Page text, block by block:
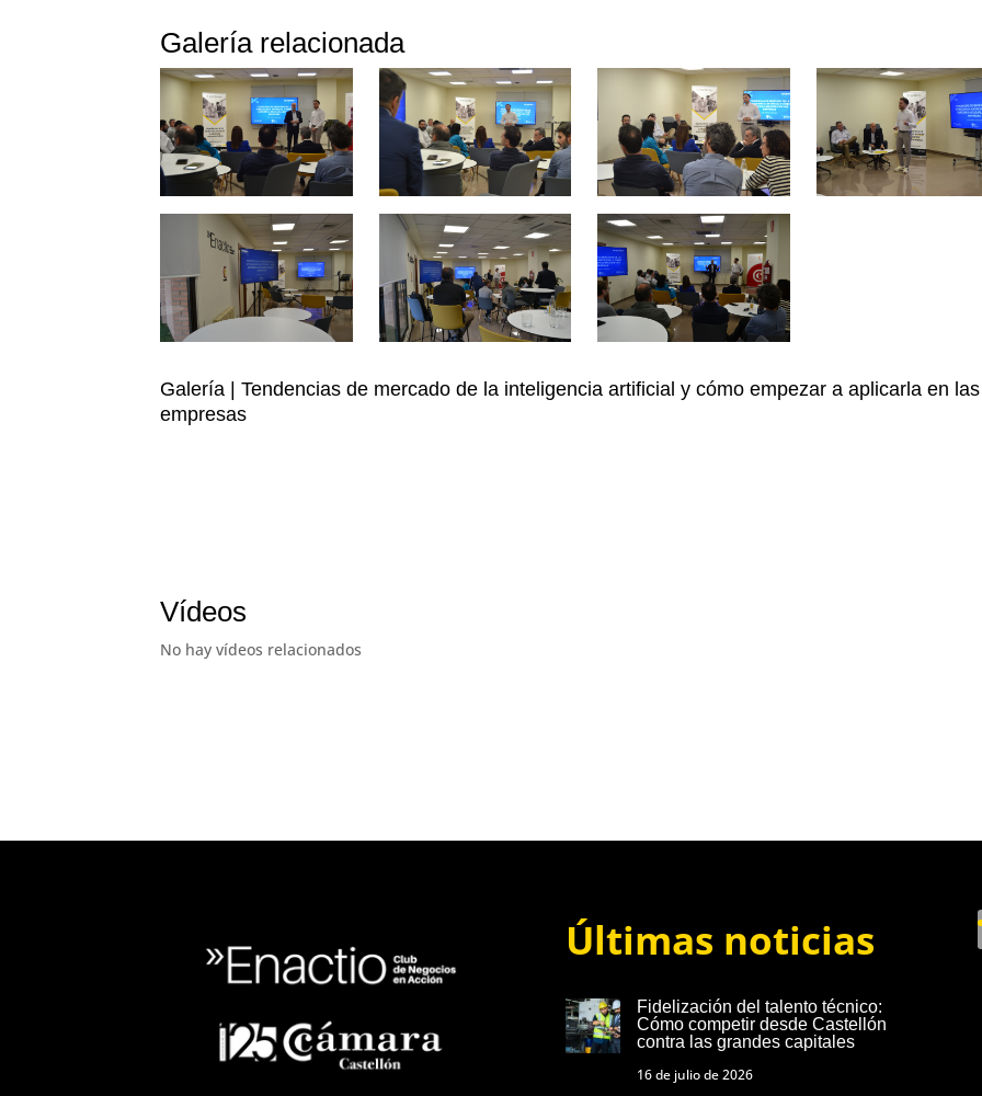
Galería relacionada
Galería | Tendencias de mercado de la inteligencia artificial y cómo empezar a aplicarla en las
empresas
Vídeos
No hay vídeos relacionados
Últimas noticias
Fidelización del talento técnico:
Cómo competir desde Castellón
contra las grandes capitales
16 de julio de 2026